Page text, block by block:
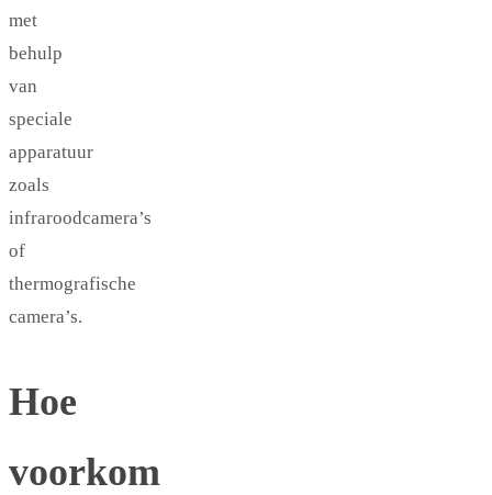
met
behulp
van
speciale
apparatuur
zoals
infraroodcamera’s
of
thermografische
camera’s.
Hoe
voorkom